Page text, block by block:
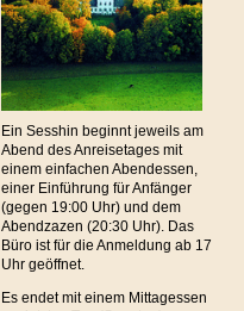
Ein Sesshin beginnt jeweils am
Abend des Anreisetages mit
einem einfachen Abendessen,
einer Einführung für Anfänger
(gegen 19:00 Uhr) und dem
Abendzazen (20:30 Uhr). Das
Büro ist für die Anmeldung ab 17
Uhr geöffnet.
Es endet mit einem Mittagessen